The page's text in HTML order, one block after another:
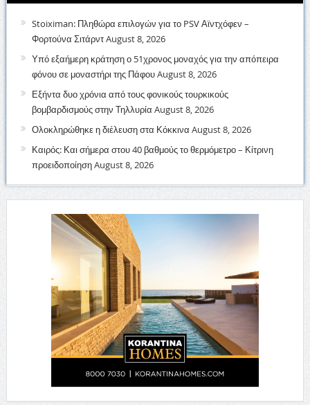
Stoiximan: Πληθώρα επιλογών για το PSV Αϊντχόφεν –
Φορτούνα ΣιτάρντAugust 8, 2026
Υπό εξαήμερη κράτηση ο 51χρονος μοναχός για την απόπειρα
φόνου σε μοναστήρι της ΠάφουAugust 8, 2026
Εξήντα δυο χρόνια από τους φονικούς τουρκικούς
βομβαρδισμούς στην Τηλλυρία August 8, 2026
Ολοκληρώθηκε η διέλευση στα Κόκκινα August 8, 2026
Καιρός: Και σήμερα στου 40 βαθμούς το θερμόμετρο – Κίτρινη
προειδοποίησηAugust 8, 2026